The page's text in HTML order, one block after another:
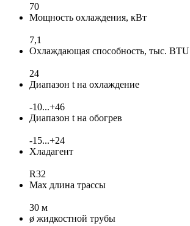
70
Мощность охлаждения, кВт
7,1
Охлаждающая способность, тыс. BTU
24
Диапазон t на охлаждение
-10...+46
Диапазон t на обогрев
-15...+24
Хладагент
R32
Max длина трассы
30 м
ø жидкостной трубы